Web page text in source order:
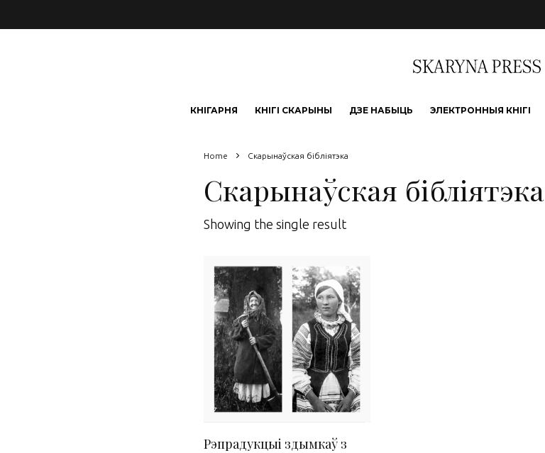
КНІГАРНЯ КНІГІ СКАРЫНЫ ДЗЕ НАБЫЦЬ ЭЛЕКТРОННЫЯ КНІГІ
Home Скарынаўская бібліятэка
Скарынаўская бібліятэка
Showing the single result
Рэпрадукцыі здымкаў з